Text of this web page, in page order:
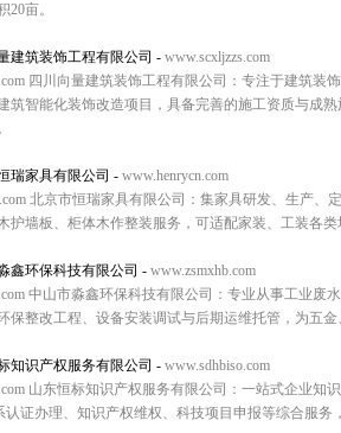
20亩。
建筑装饰工程有限公司 - www.scxljzzs.com
四川向量建筑装饰工程有限公司：专注于建筑
筑智能化装饰改造项目，具备完善的施工资质与成
瑞家具有限公司 - www.henrycn.com
北京市恒瑞家具有限公司：集家具研发、生产
护墙板、柜体木作整装服务，可适配家装、工装各
鑫环保科技有限公司 - www.zsmxhb.com
中山市淼鑫环保科技有限公司：专业从事工业
保整改工程、设备安装调试与后期运维托管，为五
知识产权服务有限公司 - www.sdhbiso.com
山东恒标知识产权服务有限公司：一站式企业
认证办理、知识产权维权、科技项目申报等综合服